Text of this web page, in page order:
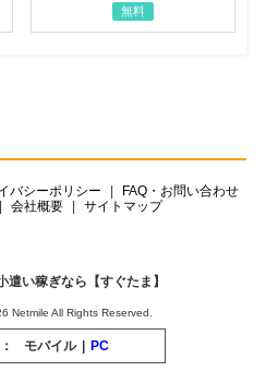
無料
バシーポリシー
FAQ・お問い合わせ
会社概要 サイトマップ
遣い稼ぎなら【すぐたま】
Netmile All Rights Reserved.
モバイル | PC